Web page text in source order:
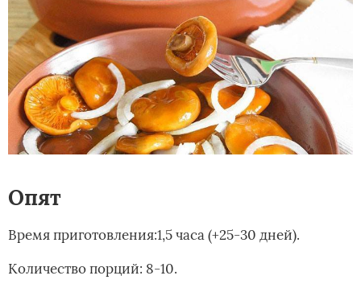
Опят
Время приготовления:1,5 часа (+25-30 дней).
Количество порций: 8-10.